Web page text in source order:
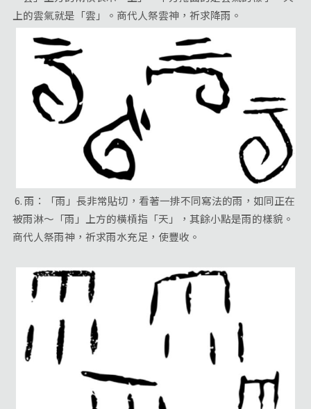
上的雲氣就是「雲」。商代人祭雲神，祈求降雨。
6. 雨：「雨」長非常貼切，看著一排不同寫法的雨，如同正在
被雨淋～「雨」上方的橫槓指「天」，其餘小點是雨的樣貌。
商代人祭雨神，祈求雨水充足，使豐收。